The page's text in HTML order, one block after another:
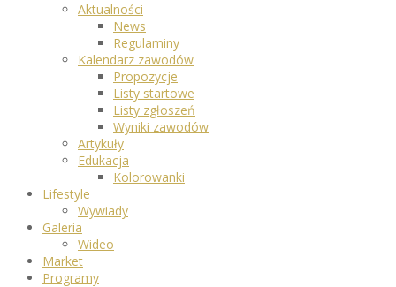
Aktualności
News
Regulaminy
Kalendarz zawodów
Propozycje
Listy startowe
Listy zgłoszeń
Wyniki zawodów
Artykuły
Edukacja
Kolorowanki
Lifestyle
Wywiady
Galeria
Wideo
Market
Programy